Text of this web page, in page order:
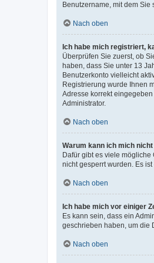
Benutzername, mit dem
Nach oben
Ich habe mich registriert,
Überprüfen Sie zuerst, ob
haben, dass Sie unter 13
Benutzerkonto vielleicht
Registrierung wurde Ihnen
Adresse korrekt
Administrator.
Nach oben
Warum kann ich mich
Dafür gibt es viele mögliche
nicht gesperrt wurden. Es
Nach oben
Ich habe mich vor einiger
Es kann sein, dass ein
geschrieben haben, um die
Nach oben